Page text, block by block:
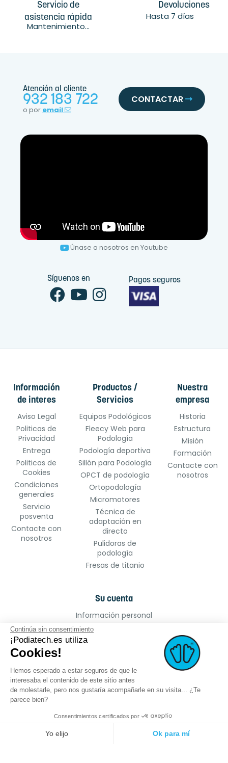
Servicio de
asistencia rápida
Mantenimiento...
Devoluciones
Hasta 7 días
Atención al cliente
932 183 722
o por email
CONTACTAR
Únase a nosotros en Youtube
Síguenos en Pagos seguros
Información
de interes
Aviso Legal
Politicas de
Privacidad
Entrega
Politicas de
Cookies
Condiciones
generales
Servicio
posventa
Contacte con
nosotros
Productos /
Servicios
Equipos Podológicos
Fleecy Web para
Podología
Podología deportiva
Sillón para Podología
OPCT de podología
Ortopodología
Micromotores
Técnica de
adaptación en
directo
Pulidoras de
podología
Fresas de titanio
Nuestra
empresa
Historia
Estructura
Misión
Formación
Contacte con
nosotros
Su cuenta
Información personal
Facturas por abono
Mis alertas
creation.com
Continúa sin consentimiento
¡Podiatech.es utiliza
Cookies!
Hemos esperado a estar seguros de que le
interesaba el contenido de este sitio antes
de molestarle, pero nos gustaría acompañarle en su visita... ¿Te
parece bien?
Consentimientos certificados por
Yo elijo Ok para mí